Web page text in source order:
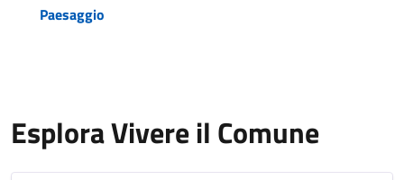
Paesaggio
Esplora Vivere il Comune